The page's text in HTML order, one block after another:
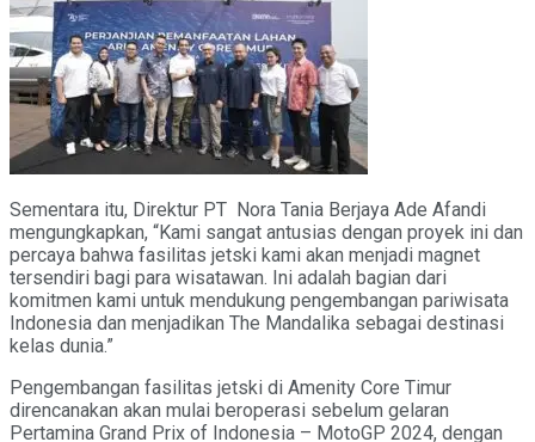
Sementara itu, Direktur PT Nora Tania Berjaya Ade Afandi
mengungkapkan, “Kami sangat antusias dengan proyek ini dan
percaya bahwa fasilitas jetski kami akan menjadi magnet
tersendiri bagi para wisatawan. Ini adalah bagian dari
komitmen kami untuk mendukung pengembangan pariwisata
Indonesia dan menjadikan The Mandalika sebagai destinasi
kelas dunia.”
Pengembangan fasilitas jetski di Amenity Core Timur
direncanakan akan mulai beroperasi sebelum gelaran
Pertamina Grand Prix of Indonesia – MotoGP 2024, dengan